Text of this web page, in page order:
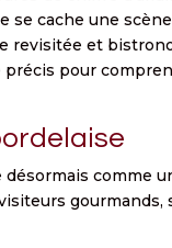
se cache une
revisitée et
pour
comme
gourmands,